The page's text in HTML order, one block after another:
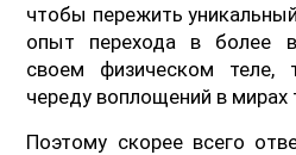
чтобы пережить
опыт перехода в более
своем физическом теле,
череду воплощений в мирах
Поэтому скорее всего